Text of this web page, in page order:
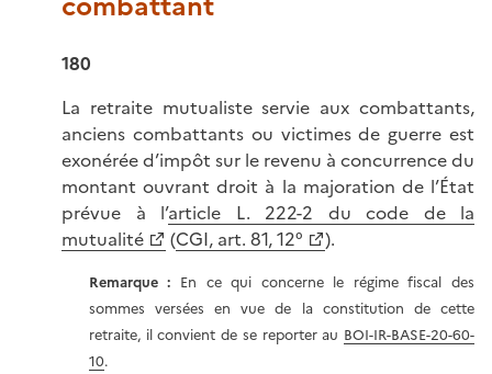
180
La retraite mutualiste servie aux combattants,
anciens combattantsou victimes de guerre est
exonérée d’impôt sur le revenu à concurrence du
montant ouvrant droit à la majoration de l’État
prévue à l’article L. 222-2 du code de la
mutualité
(CGI, art. 81, 12° ).
Remarque : En ce qui concerne le régime fiscal des
sommes versées en vue de la constitution de cette
retraite, il convient de se reporter au BOI-IR-BASE-20-60-
10.